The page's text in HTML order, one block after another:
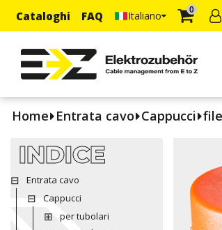
Cataloghi FAQ Italiano 0
Home Entrata cavo Cappucci
INDICE
Entrata cavo
Cappucci
per tubolari